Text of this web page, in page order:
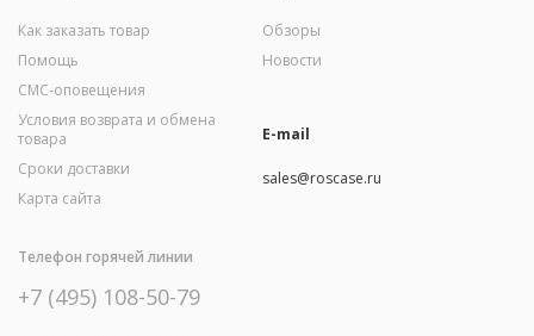
Как заказать товар
Помощь
СМС-оповещения
Условия возврата и обмена
товара
Сроки доставки
Карта сайта
Обзоры
Новости
E-mail
sales@roscase.ru
Телефон горячей линии
+7 (495) 108-50-79